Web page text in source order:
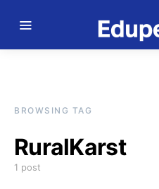
BROWSING TAG
RuralKarst
1 post